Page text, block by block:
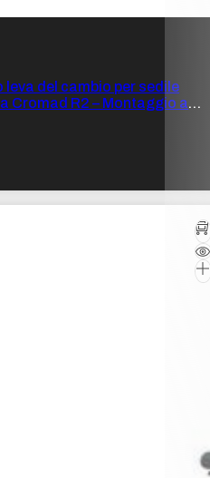
leva del cambio per sedile
Cromad R2 – Montaggio a